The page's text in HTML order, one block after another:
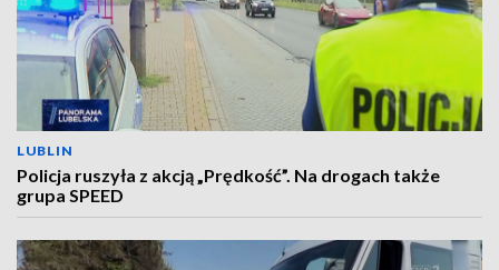
LUBLIN
Policja ruszyła z akcją „Prędkość”. Na drogach także
grupa SPEED